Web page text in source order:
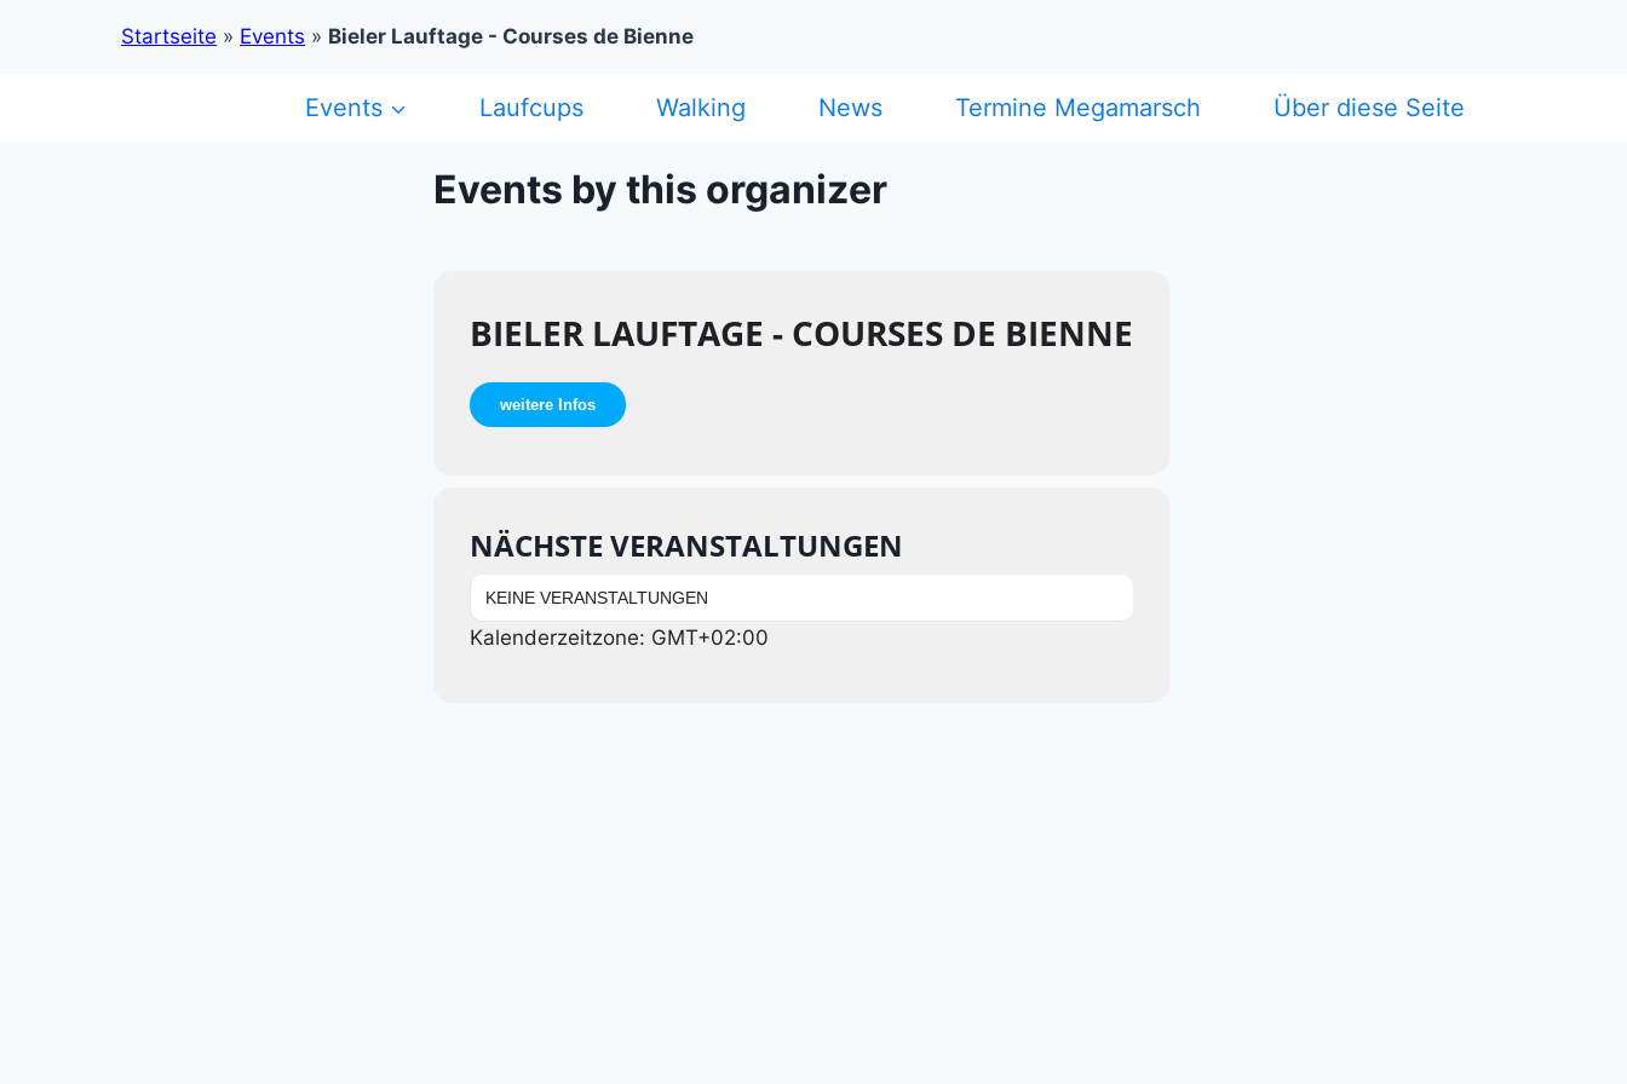
Startseite » Events » Bieler Lauftage - Courses de Bienne
Events Laufcups Walking News Termine Megamarsch Über diese Seite
Events by this organizer
BIELER LAUFTAGE - COURSES DE BIENNE
weitere Infos
NÄCHSTE VERANSTALTUNGEN
KEINE VERANSTALTUNGEN
Kalenderzeitzone: GMT+02:00